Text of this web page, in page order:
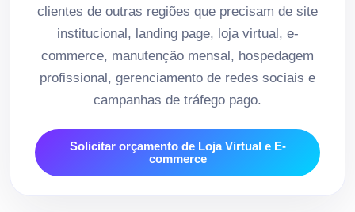
clientes de outras regiões que precisam de site
institucional, landing page, loja virtual, e-
commerce, manutenção mensal, hospedagem
profissional, gerenciamento de redes sociais e
campanhas de tráfego pago.
Solicitar orçamento de Loja Virtual e E-
commerce